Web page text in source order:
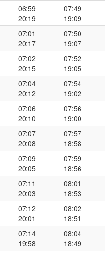
06:59
20:19
07:49
19:09
07:01
20:17
07:50
19:07
07:02
20:15
07:52
19:05
07:04
20:12
07:54
19:02
07:06
20:10
07:56
19:00
07:07
20:08
07:57
18:58
07:09
20:05
07:59
18:56
07:11
20:03
08:01
18:53
07:12
20:01
08:02
18:51
07:14
19:58
08:04
18:49